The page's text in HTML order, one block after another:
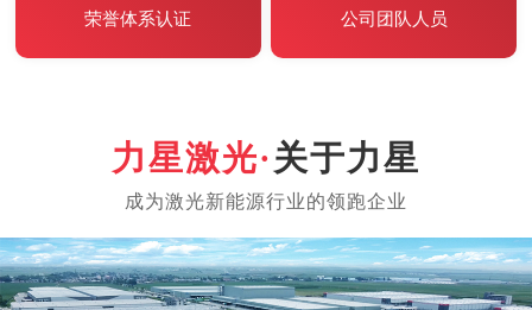
荣誉体系认证 公司团队人员
关于力星